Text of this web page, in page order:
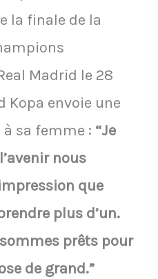
la finale de la
Madrid le 28
Kopa envoie une
sa femme : “Je
nous
que
plus d’un.
prêts pour
de grand.”